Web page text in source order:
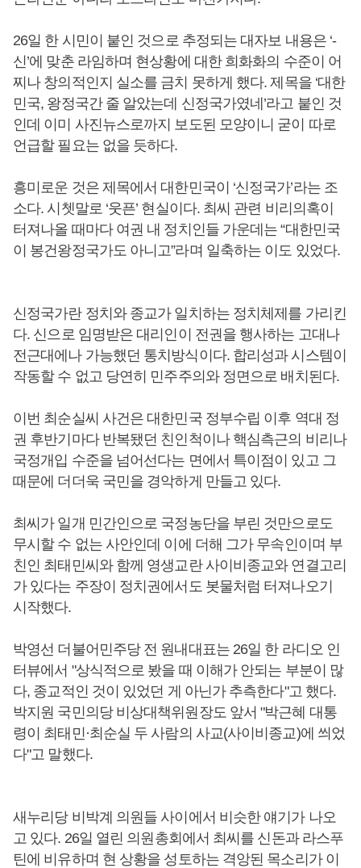
26일 한 시민이 붙인 것으로 추정되는 대자보 내용은 ‘-
신’에 맞춘 라임하며 현상황에 대한 희화화의 수준이 어
찌나 창의적인지 실소를 금치 못하게 했다. 제목을 ‘대한
민국, 왕정국간 줄 알았는데 신정국가였네’라고 붙인 것
인데 이미 사진뉴스로까지 보도된 모양이니 굳이 따로
언급할 필요는 없을 듯하다.
흥미로운 것은 제목에서 대한민국이 ‘신정국가’라는 조
소다. 시쳇말로 ‘웃픈’ 현실이다. 최씨 관련 비리의혹이
터져나올 때마다 여권 내 정치인들 가운데는 “대한민국
이 봉건왕정국가도 아니고”라며 일축하는 이도 있었다.
신정국가란 정치와 종교가 일치하는 정치체제를 가리킨
다. 신으로 임명받은 대리인이 전권을 행사하는 고대나
전근대에나 가능했던 통치방식이다. 합리성과 시스템이
작동할 수 없고 당연히 민주주의와 정면으로 배치된다.
이번 최순실씨 사건은 대한민국 정부수립 이후 역대 정
권 후반기마다 반복됐던 친인척이나 핵심측근의 비리나
국정개입 수준을 넘어선다는 면에서 특이점이 있고 그
때문에 더더욱 국민을 경악하게 만들고 있다.
최씨가 일개 민간인으로 국정농단을 부린 것만으로도
무시할 수 없는 사안인데 이에 더해 그가 무속인이며 부
친인 최태민씨와 함께 영생교란 사이비종교와 연결고리
가 있다는 주장이 정치권에서도 봇물처럼 터져나오기
시작했다.
박영선 더불어민주당 전 원내대표는 26일 한 라디오 인
터뷰에서 "상식적으로 봤을 때 이해가 안되는 부분이 많
다, 종교적인 것이 있었던 게 아닌가 추측한다"고 했다.
박지원 국민의당 비상대책위원장도 앞서 "박근혜 대통
령이 최태민·최순실 두 사람의 사교(사이비종교)에 씌었
다"고 말했다.
새누리당 비박계 의원들 사이에서 비슷한 얘기가 나오
고 있다. 26일 열린 의원총회에서 최씨를 신돈과 라스푸
틴에 비유하며 현 상황을 성토하는 격앙된 목소리가 이